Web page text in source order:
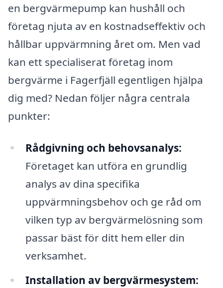
en bergvärmepump kan hushåll och
företag njuta av en kostnadseffektiv och
hållbar uppvärmning året om. Men vad
kan ett specialiserat företag inom
bergvärme i Fagerfjäll egentligen hjälpa
dig med? Nedan följer några centrala
punkter:
Rådgivning och behovsanalys:
Företaget kan utföra en grundlig
analys av dina specifika
uppvärmningsbehov och ge råd om
vilken typ av bergvärmelösning som
passar bäst för ditt hem eller din
verksamhet.
Installation av bergvärmesystem: